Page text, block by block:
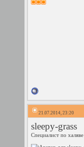
21.07.2014, 23:20
sleepy-grass
Специалист по халяве